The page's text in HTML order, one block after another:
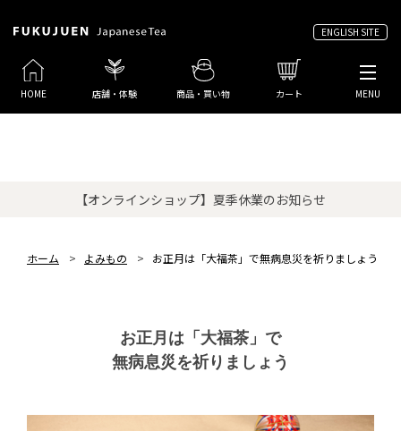
ENGLISH SITE
HOME 店舗・体験 商品・買い物 カート MENU
【オンラインショップ】夏季休業のお知らせ
ホーム > よみもの > お正月は「大福茶」で無病息災を祈りましょう
お正月は「大福茶」で
無病息災を祈りましょう